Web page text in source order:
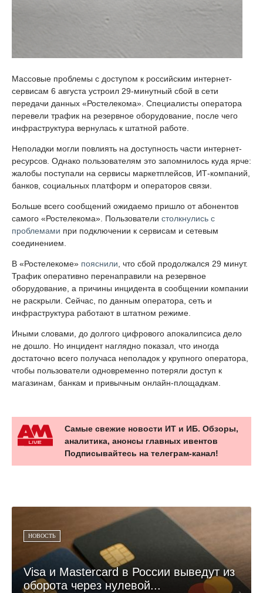
Массовые проблемы с доступом к российским интернет-
сервисам 6 августа устроил 29-минутный сбой в сети
передачи данных «Ростелекома». Специалисты оператора
перевели трафик на резервное оборудование, после чего
инфраструктура вернулась к штатной работе.
Неполадки могли повлиять на доступность части интернет-
ресурсов. Однако пользователям это запомнилось куда ярче:
жалобы поступали на сервисы маркетплейсов, ИТ-компаний,
банков, социальных платформ и операторов связи.
Больше всего сообщений ожидаемо пришло от абонентов
самого «Ростелекома». Пользователи столкнулись с
проблемами при подключении к сервисам и сетевым
соединением.
В «Ростелекоме» пояснили, что сбой продолжался 29 минут.
Трафик оперативно перенаправили на резервное
оборудование, а причины инцидента в сообщении компании
не раскрыли. Сейчас, по данным оператора, сеть и
инфраструктура работают в штатном режиме.
Иными словами, до долгого цифрового апокалипсиса дело
не дошло. Но инцидент наглядно показал, что иногда
достаточно всего получаса неполадок у крупного оператора,
чтобы пользователи одновременно потеряли доступ к
магазинам, банкам и привычным онлайн-площадкам.
Самые свежие новости ИТ и ИБ. Обзоры,
аналитика, анонсы главных ивентов
Подписывайтесь на телеграм-канал!
НОВОСТЬ
Visa и Mastercard в России выведут из
оборота через нулевой...